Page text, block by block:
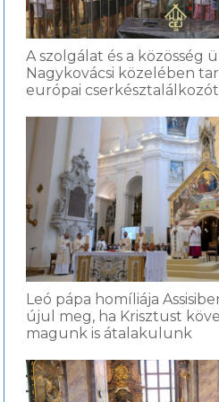
A szolgálat és a közösség
Nagykovácsi közelében
európai cserkésztalálkozót
Leó pápa homíliája
újul meg, ha Krisztust
magunk is átalakulunk